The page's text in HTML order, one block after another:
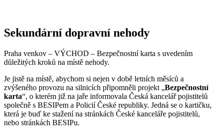
Sekundární dopravní nehody
Praha venkov – VÝCHOD – Bezpečnostní karta s uvedením
důležitých kroků na místě nehody.
Je jistě na místě, abychom si nejen v době letních měsíců a
zvýšeného provozu na silnicích připomněli projekt „Bezpečnostní
karta“, o kterém již na jaře informovala Česká kancelář pojistitelů
společně s BESIPem a Policií České republiky. Jedná se o kartičku,
která je buď ke stažení na stránkách České kanceláře pojistitelů,
nebo stránkách BESIPu.